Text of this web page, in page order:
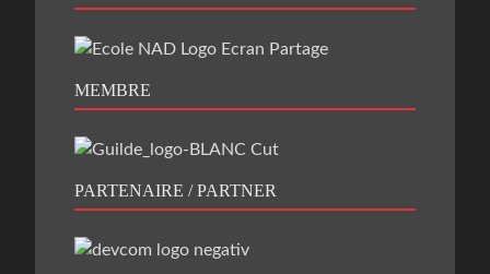
MEMBRE
PARTENAIRE / PARTNER